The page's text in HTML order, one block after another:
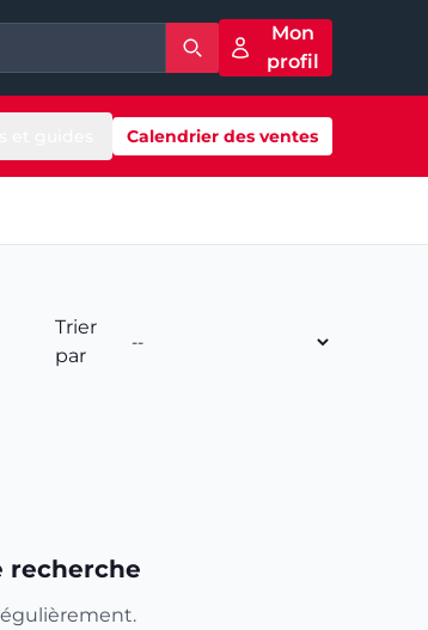
Mon
profil
Calendrier des ventes
Trier
par
recherche